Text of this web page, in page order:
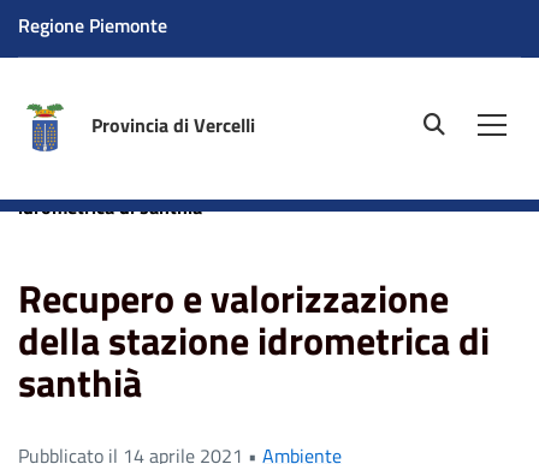
Regione Piemonte
Provincia di Vercelli site.searc
idrometrica di santhià
Recupero e valorizzazione
della stazione idrometrica di
santhià
Pubblicato il 14 aprile 2021 • Ambiente